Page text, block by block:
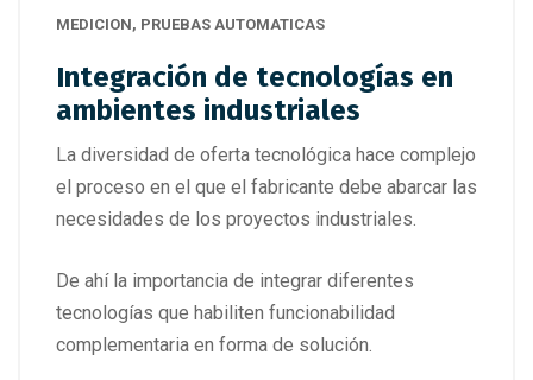
MEDICION, PRUEBAS AUTOMATICAS
Integración de tecnologías en
ambientes industriales
La diversidad de oferta tecnológica hace complejo
el proceso en el que el fabricante debe abarcar las
necesidades de los proyectos industriales.
De ahí la importancia de integrar diferentes
tecnologías que habiliten funcionabilidad
complementaria en forma de solución.